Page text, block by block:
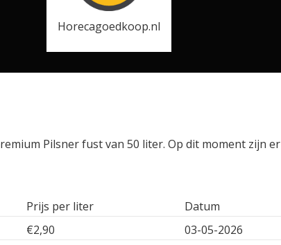
Horecagoedkoop.nl
Pilsner fust van 50 liter. Op dit moment zijn er
Prijs per liter
Datum
€2,90 03-05-2026